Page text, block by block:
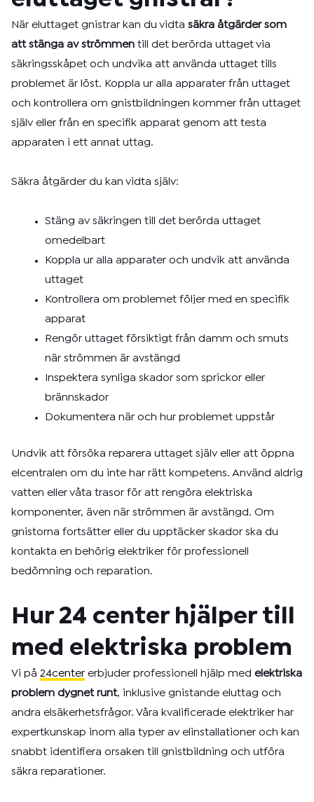
När eluttaget gnistrar kan du vidta säkra åtgärder som
att stänga av strömmen till det berörda uttaget via
säkringsskåpet och undvika att använda uttaget tills
problemet är löst. Koppla ur alla apparater från uttaget
och kontrollera om gnistbildningen kommer från uttaget
själv eller från en specifik apparat genom att testa
apparaten i ett annat uttag.
Säkra åtgärder du kan vidta själv:
Stäng av säkringen till det berörda uttaget
omedelbart
Koppla ur alla apparater och undvik att använda
uttaget
Kontrollera om problemet följer med en specifik
apparat
Rengör uttaget försiktigt från damm och smuts
när strömmen är avstängd
Inspektera synliga skador som sprickor eller
brännskador
Dokumentera när och hur problemet uppstår
Undvik att försöka reparera uttaget själv eller att öppna
elcentralen om du inte har rätt kompetens. Använd aldrig
vatten eller våta trasor för att rengöra elektriska
komponenter, även när strömmen är avstängd. Om
gnistorna fortsätter eller du upptäcker skador ska du
kontakta en behörig elektriker för professionell
bedömning och reparation.
Hur 24 center hjälper till
med elektriska problem
Vi på 24center erbjuder professionell hjälp med elektriska
problem dygnet runt, inklusive gnistande eluttag och
andra elsäkerhetsfrågor. Våra kvalificerade elektriker har
expertkunskap inom alla typer av elinstallationer och kan
snabbt identifiera orsaken till gnistbildning och utföra
säkra reparationer.